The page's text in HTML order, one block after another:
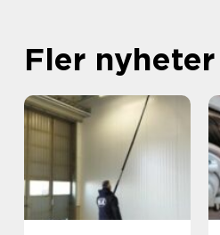
Fler nyheter